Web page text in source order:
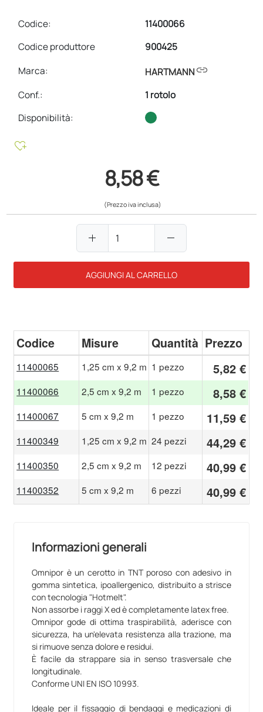
Codice:
11400066
Codice produttore
900425
Marca:
HARTMANNlink
Conf.:
1 rotolo
Disponibilità:
heart_plus
8,58 €
(Prezzo iva inclusa)
add remove
AGGIUNGI AL CARRELLO
Codice Misure Quantità Prezzo
11400065 1,25 cm x 9,2 m 1 pezzo 5,82 €
11400066 2,5 cm x 9,2 m 1 pezzo 8,58 €
11400067 5 cm x 9,2 m 1 pezzo 11,59 €
11400349 1,25 cm x 9,2 m 24 pezzi 44,29 €
11400350 2,5 cm x 9,2 m 12 pezzi 40,99 €
11400352 5 cm x 9,2 m 6 pezzi 40,99 €
Informazioni generali
Omnipor è un cerotto in TNT poroso con adesivo in
gomma sintetica, ipoallergenico, distribuito a strisce
con tecnologia "Hotmelt".
Non assorbe i raggi X ed è completamente latex free.
Omnipor gode di ottima traspirabilità, aderisce con
sicurezza, ha un'elevata resistenza alla trazione, ma
si rimuove senza dolore e residui.
È facile da strappare sia in senso trasversale che
longitudinale.
Conforme UNI EN ISO 10993.
Ideale per il fissaggio di bendaggi e medicazioni di